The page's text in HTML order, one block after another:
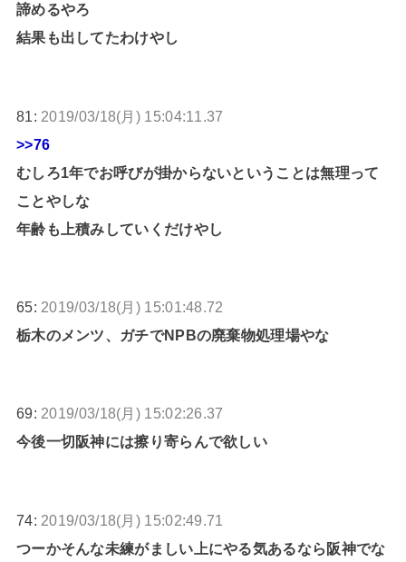
諦めるやろ
結果も出してたわけやし
81: 2019/03/18(月) 15:04:11.37
>>76
むしろ1年でお呼びが掛からないということは無理って
ことやしな
年齢も上積みしていくだけやし
65: 2019/03/18(月) 15:01:48.72
栃木のメンツ、ガチでNPBの廃棄物処理場やな
69: 2019/03/18(月) 15:02:26.37
今後一切阪神には擦り寄らんで欲しい
74: 2019/03/18(月) 15:02:49.71
つーかそんな未練がましい上にやる気あるなら阪神でな